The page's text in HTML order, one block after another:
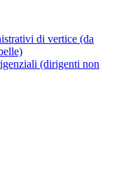
di vertice (da
(dirigenti non